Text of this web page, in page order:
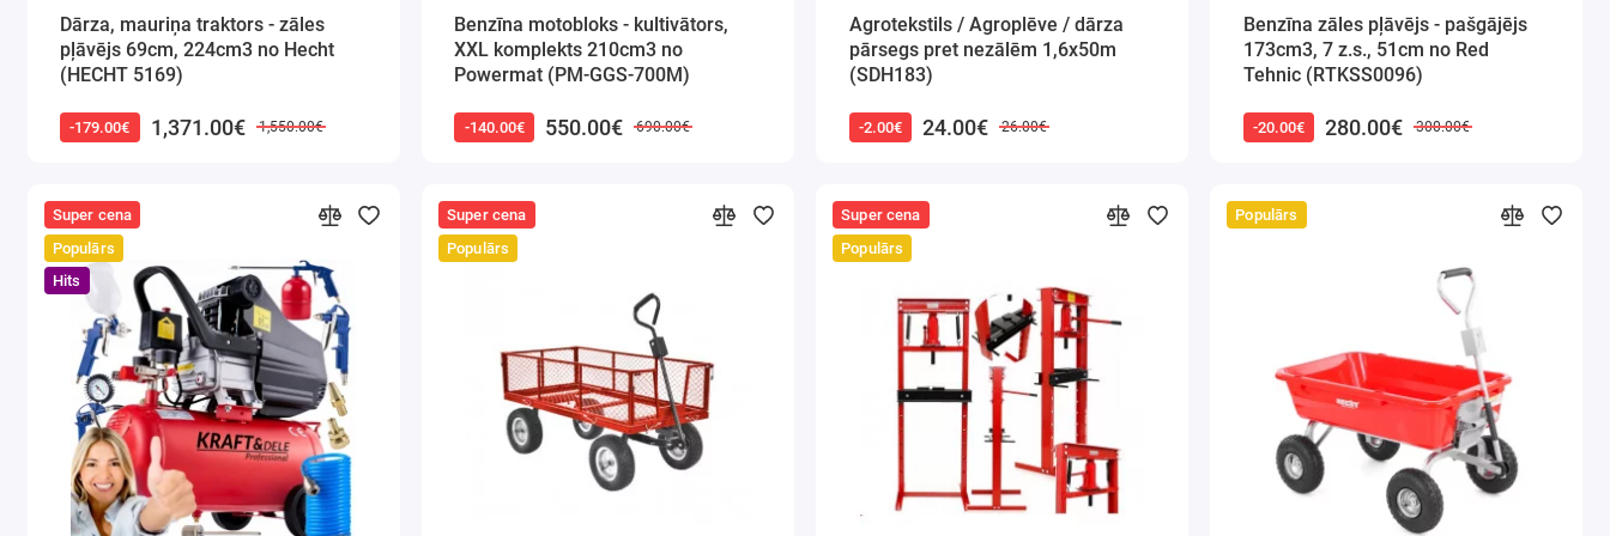
iztukšošanas krāns.
Ekonomisks — platas ribas nodrošina labāku
Mobilais
— tam ir riteņi, kas ļauj to ļoti viegli
Mūsu kompresoram raksturīgs
zems enerģijas
vienlaikus saglabājot augstus darbības
Augsta gaisa plūsmas efektivitāte.
Palielinātais diametrs
netīrumu aizsērēšanu.
Dārza, mauriņa traktors - zāles
pļāvējs 69cm, 224cm3 no Hecht
(HECHT 5169)
-179.00€ 1,371.00€ 1,550.00€
Benzīna motobloks - kultivātors,
XXL komplekts 210cm3 no
Powermat (PM-GGS-700M)
-140.00€ 550.00€ 690.00€
Agrotekstils / Agroplēve / dārza
pārsegs pret nezālēm 1,6x50m
(SDH183)
-2.00€ 24.00€ 26.00€
Benzīna zāles pļāvējs - pašgājējs
173cm3, 7 z.s., 51cm no Red
Tehnic (RTKSS0096)
-20.00€ 280.00€ 300.00€
Super cena
Populārs
Hits
Super cena
Populārs
Super cena
Populārs
Populārs